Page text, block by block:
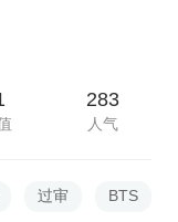
283
人气
过审 BTS